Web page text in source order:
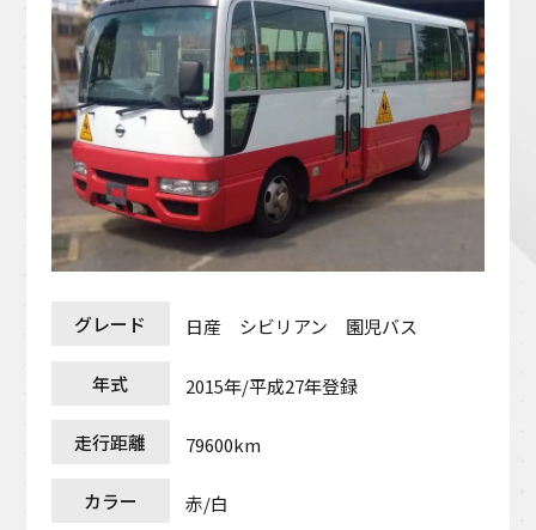
グレード 日産 シビリアン 園児バス
年式 2015年/平成27年登録
走行距離 79600km
カラー 赤/白